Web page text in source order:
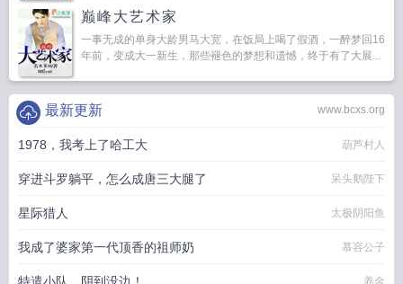
巅峰大艺术家
一事无成的单身大龄男马大宽，在饭局上喝了假酒，一醉梦回16
年前，变成大一新生，那些褪色的梦想和遗憾，终于有了大展...
www.bcxs.org
最新更新
1978，我考上了哈工大 葫芦村人
穿进斗罗躺平，怎么成唐三大腿了 呆头鹅陛下
星际猎人 太极阴阳鱼
我成了婆家第一代顶香的祖师奶 慕容公子
养金